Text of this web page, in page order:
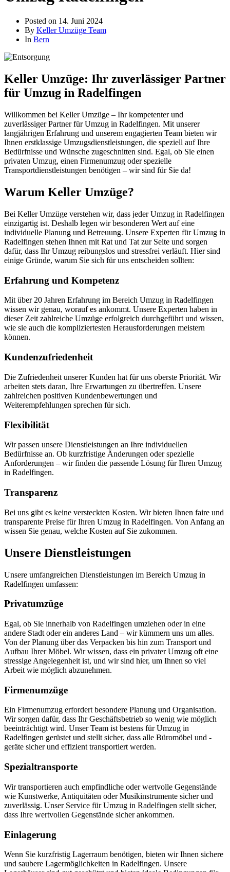
Posted on 14. Juni 2024
By Keller Umzüge Team
In Bern
Keller Umzüge: Ihr zuverlässiger Partner
für Umzug in Radelfingen
Willkommen bei Keller Umzüge – Ihr kompetenter und
zuverlässiger Partner für Umzug in Radelfingen. Mit unserer
langjährigen Erfahrung und unserem engagierten Team bieten wir
Ihnen erstklassige Umzugsdienstleistungen, die speziell auf Ihre
Bedürfnisse und Wünsche zugeschnitten sind. Egal, ob Sie einen
privaten Umzug, einen Firmenumzug oder spezielle
Transportdienstleistungen benötigen – wir sind für Sie da!
Warum Keller Umzüge?
Bei Keller Umzüge verstehen wir, dass jeder Umzug in Radelfingen
einzigartig ist. Deshalb legen wir besonderen Wert auf eine
individuelle Planung und Betreuung. Unsere Experten für Umzug in
Radelfingen stehen Ihnen mit Rat und Tat zur Seite und sorgen
dafür, dass Ihr Umzug reibungslos und stressfrei verläuft. Hier sind
einige Gründe, warum Sie sich für uns entscheiden sollten:
Erfahrung und Kompetenz
Mit über 20 Jahren Erfahrung im Bereich Umzug in Radelfingen
wissen wir genau, worauf es ankommt. Unsere Experten haben in
dieser Zeit zahlreiche Umzüge erfolgreich durchgeführt und wissen,
wie sie auch die kompliziertesten Herausforderungen meistern
können.
Kundenzufriedenheit
Die Zufriedenheit unserer Kunden hat für uns oberste Priorität. Wir
arbeiten stets daran, Ihre Erwartungen zu übertreffen. Unsere
zahlreichen positiven Kundenbewertungen und
Weiterempfehlungen sprechen für sich.
Flexibilität
Wir passen unsere Dienstleistungen an Ihre individuellen
Bedürfnisse an. Ob kurzfristige Änderungen oder spezielle
Anforderungen – wir finden die passende Lösung für Ihren Umzug
in Radelfingen.
Transparenz
Bei uns gibt es keine versteckten Kosten. Wir bieten Ihnen faire und
transparente Preise für Ihren Umzug in Radelfingen. Von Anfang an
wissen Sie genau, welche Kosten auf Sie zukommen.
Unsere Dienstleistungen
Unsere umfangreichen Dienstleistungen im Bereich Umzug in
Radelfingen umfassen:
Privatumzüge
Egal, ob Sie innerhalb von Radelfingen umziehen oder in eine
andere Stadt oder ein anderes Land – wir kümmern uns um alles.
Von der Planung über das Verpacken bis hin zum Transport und
Aufbau Ihrer Möbel. Wir wissen, dass ein privater Umzug oft eine
stressige Angelegenheit ist, und wir sind hier, um Ihnen so viel
Arbeit wie möglich abzunehmen.
Firmenumzüge
Ein Firmenumzug erfordert besondere Planung und Organisation.
Wir sorgen dafür, dass Ihr Geschäftsbetrieb so wenig wie möglich
beeinträchtigt wird. Unser Team ist bestens für Umzug in
Radelfingen gerüstet und stellt sicher, dass alle Büromöbel und -
geräte sicher und effizient transportiert werden.
Spezialtransporte
Wir transportieren auch empfindliche oder wertvolle Gegenstände
wie Kunstwerke, Antiquitäten oder Musikinstrumente sicher und
zuverlässig. Unser Service für Umzug in Radelfingen stellt sicher,
dass Ihre wertvollen Gegenstände sicher ankommen.
Einlagerung
Wenn Sie kurzfristig Lagerraum benötigen, bieten wir Ihnen sichere
und saubere Lagermöglichkeiten in Radelfingen. Unsere